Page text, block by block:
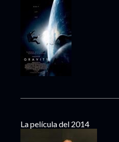
La película del 2014